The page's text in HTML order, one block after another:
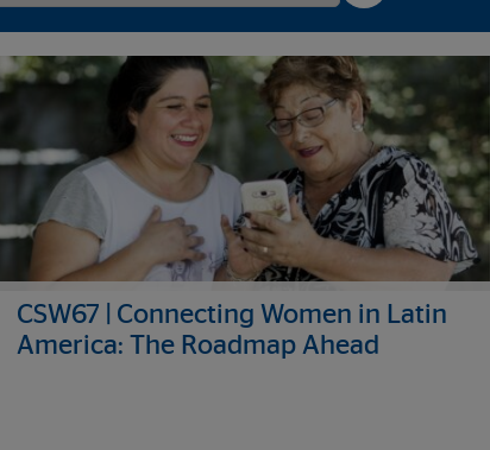
CSW67 | Connecting Women in Latin
America: The Roadmap Ahead